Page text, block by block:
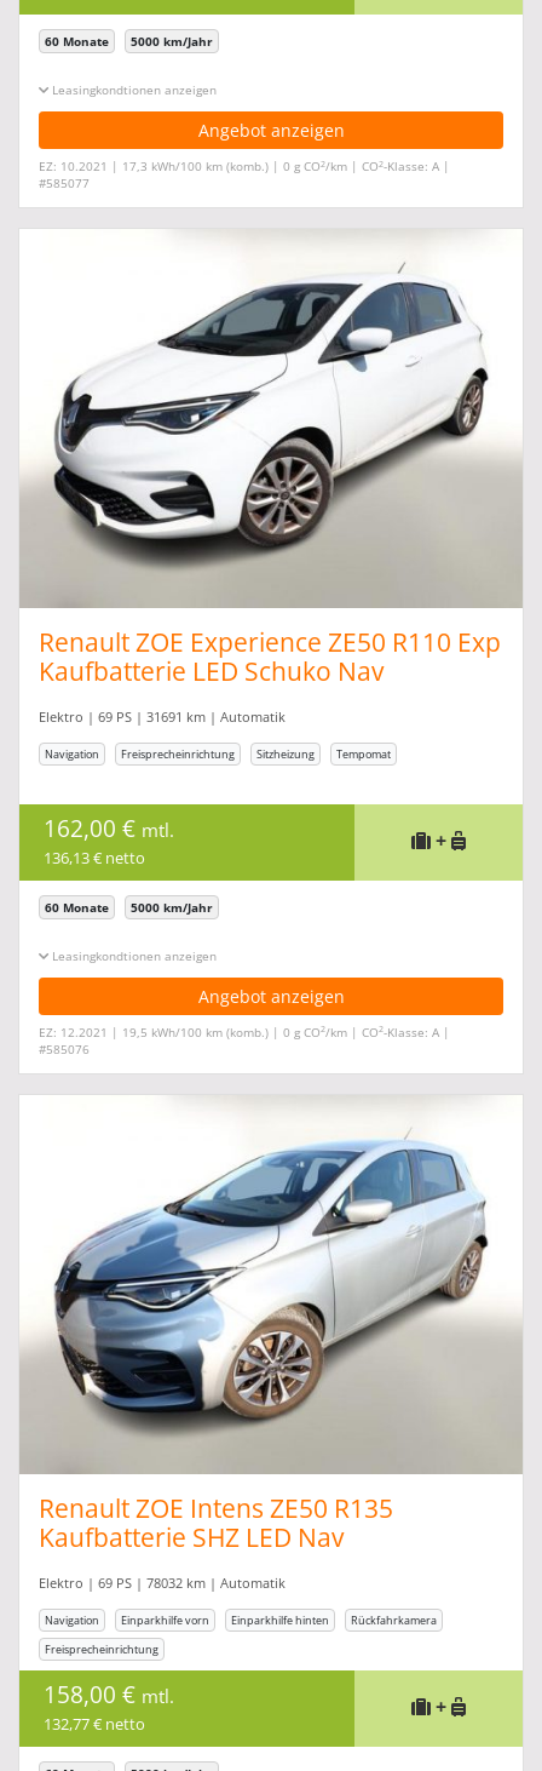
60 Monate 5000 km/Jahr
Leasingkonditionen ein-/ausblenden
Angebot anzeigen
EZ: 10.2021 | 17,3 kWh/100 km (komb.) | 0 g CO2/km | CO2-Klasse: A |
#585077
Renault ZOE Experience ZE50 R110 Exp
Kaufbatterie LED Schuko Nav
Elektro | 69 PS | 31691 km | Automatik
Navigation Freisprecheinrichtung Sitzheizung Tempomat
162,00 € mtl.
136,13 € netto
+
60 Monate 5000 km/Jahr
Leasingkonditionen ein-/ausblenden
Angebot anzeigen
EZ: 12.2021 | 19,5 kWh/100 km (komb.) | 0 g CO2/km | CO2-Klasse: A |
#585076
Renault ZOE Intens ZE50 R135
Kaufbatterie SHZ LED Nav
Elektro | 69 PS | 78032 km | Automatik
Navigation Einparkhilfe vorn Einparkhilfe hinten
Rückfahrkamera
Freisprecheinrichtung
158,00 € mtl.
132,77 € netto
+